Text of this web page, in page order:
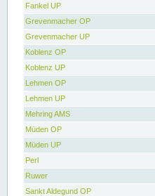
Fankel UP
Grevenmacher OP
Grevenmacher UP
Koblenz OP
Koblenz UP
Lehmen OP
Lehmen UP
Mehring AMS
Müden OP
Müden UP
Perl
Ruwer
Sankt Aldegund OP